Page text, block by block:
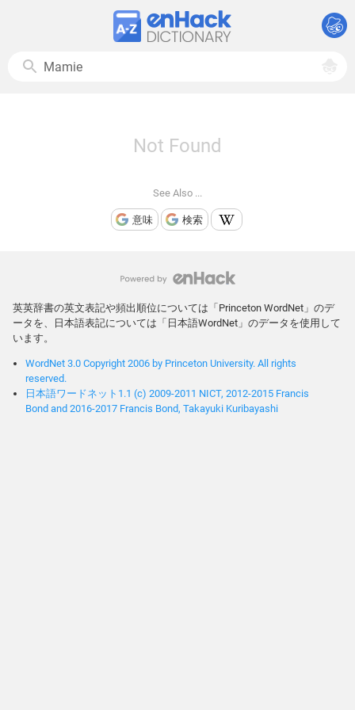
Not Found
See Also ...
意味 検索
英英辞書の英文表記や頻出順位については「Princeton WordNet」のデ
ータを、日本語表記については「日本語WordNet」のデータを使用して
います。
WordNet 3.0 Copyright 2006 by Princeton University. All rights
reserved.
日本語ワードネット1.1 (c) 2009-2011 NICT, 2012-2015 Francis
Bond and 2016-2017 Francis Bond, Takayuki Kuribayashi